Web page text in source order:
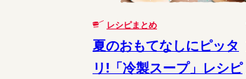
レシピまとめ
夏のおもてなしにピッタ
リ!「冷製スープ」レシピ